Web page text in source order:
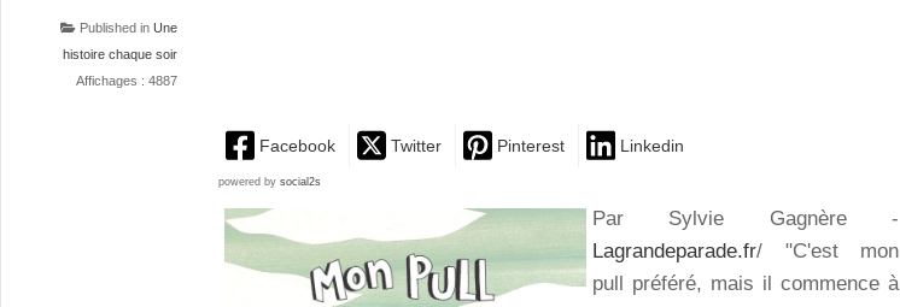
Published in Une
histoire chaque soir
Affichages : 4887
Facebook Twitter Pinterest Linkedin
powered by social2s
Par Sylvie Gagnère -
Lagrandeparade.fr/ "C'est mon
pull préféré, mais il commence à